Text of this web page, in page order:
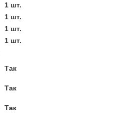
1 шт.
1 шт.
1 шт.
1 шт.
Так
Так
Так